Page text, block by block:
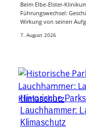
Beim Elbe-Elster-
Führungswechsel:
Wirkung von seinen
7. August 2026
Historische
Lauchhammer:
Klimaschutz